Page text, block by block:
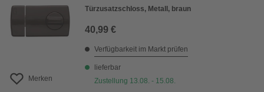
Merken
Türzusatzschloss, Metall, braun
40,99 €
Verfügbarkeit im Markt prüfen
lieferbar
Zustellung 13.08. - 15.08.